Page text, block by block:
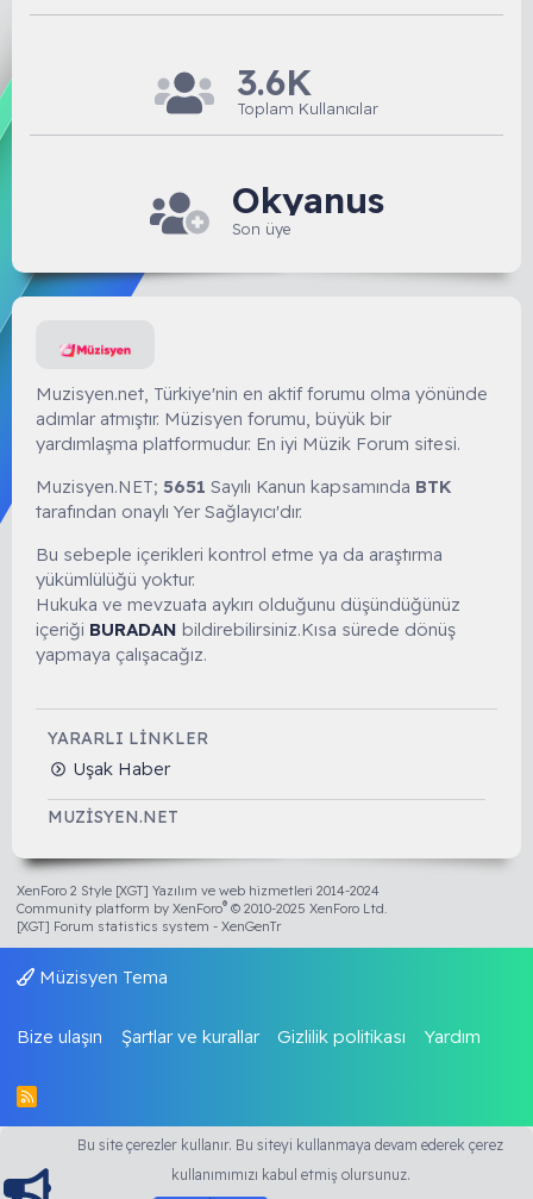
3.6K
Toplam Kullanıcılar
Okyanus
Son üye
Muzisyen.net, Türkiye'nin en aktif forumu olma yönünde
adımlar atmıştır. Müzisyen forumu, büyük bir
yardımlaşma platformudur. En iyi Müzik Forum sitesi.
Muzisyen.NET; 5651 Sayılı Kanun kapsamında BTK
tarafından onaylı Yer Sağlayıcı'dır.
Bu sebeple içerikleri kontrol etme ya da araştırma
yükümlülüğü yoktur.
Hukuka ve mevzuata aykırı olduğunu düşündüğünüz
içeriği BURADAN bildirebilirsiniz.Kısa sürede dönüş
yapmaya çalışacağız.
YARARLI LINKLER
Uşak Haber
MUZISYEN.NET
XenForo 2 Style [XGT] Yazılım ve web hizmetleri 2014-2024
Community platform by XenForo® © 2010-2025 XenForo Ltd.
[XGT] Forum statistics system - XenGenTr
Müzisyen Tema
Bize ulaşın Şartlar ve kurallar Gizlilik politikası Yardım
R
Bu site çerezler kullanır. Bu siteyi kullanmaya devam ederek çerez
kullanımımızı kabul etmiş olursunuz.